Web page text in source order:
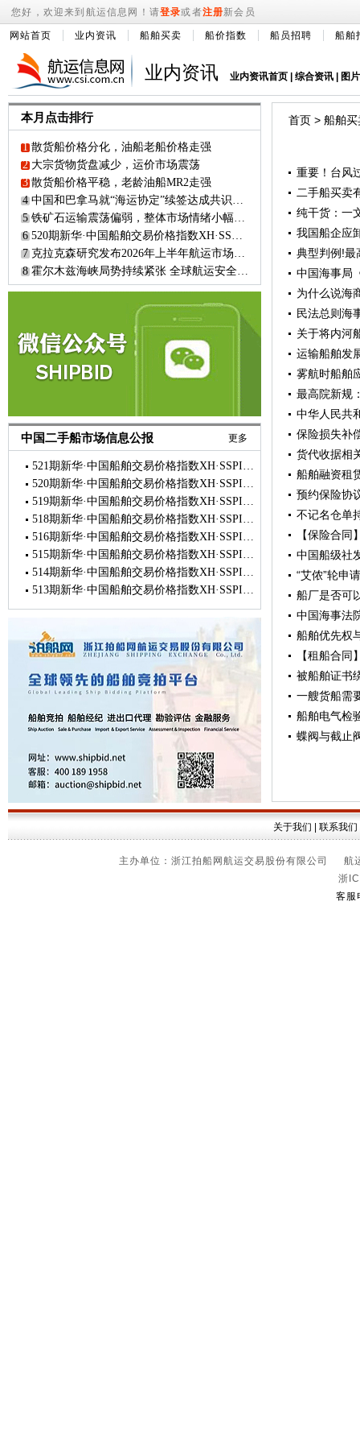
您好，欢迎来到航运信息网！请登录或者注册新会员
网站首页 业内资讯 船舶买卖 船价指数 船员招聘 船舶
业内资讯 业内资讯首页 综合资讯 图
本月点击排行
1 散货船价格分化，油船老船价格走强
2 大宗货物货盘减少，运价市场震荡
3 散货船价格平稳，老龄油船MR2走强
4 中国和巴拿马就“海运协定”续签达成共识？！
5 铁矿石运输震荡偏弱，整体市场情绪小幅下滑
6 520期新华·中国船舶交易价格指数XH·SSPI市场简报
7 克拉克森研究发布2026年上半年航运市场总结与展望报告
8 霍尔木兹海峡局势持续紧张 全球航运安全面临严峻挑战
中国二手船市场信息公报 更多
521期新华·中国船舶交易价格指数XH·SSPI市场简报
520期新华·中国船舶交易价格指数XH·SSPI市场简报
519期新华·中国船舶交易价格指数XH·SSPI市场简报
518期新华·中国船舶交易价格指数XH·SSPI市场简报
516期新华·中国船舶交易价格指数XH·SSPI市场简报
515期新华·中国船舶交易价格指数XH·SSPI市场简报
514期新华·中国船舶交易价格指数XH·SSPI市场简报
513期新华·中国船舶交易价格指数XH·SSPI市场简报
首页 > 船舶买
重要！台风
二手船买卖
纯干货：一
我国船企应
中国海事局
为什么说海
民法总则海
关于将内河
运输船舶发
雾航时船舶
中华人民共
保险损失补
货代收据相
船舶融资租
预约保险协
不记名仓单
中国船级社
“艾侬”轮申
船厂是否可
中国海事法
船舶优先权
【租船合
被船舶证书
一艘货船需
船舶电气检
蝶阀与截止
关于我们 联系我们
主办单位：浙江拍船网航运交易股份有限公司
浙
客服